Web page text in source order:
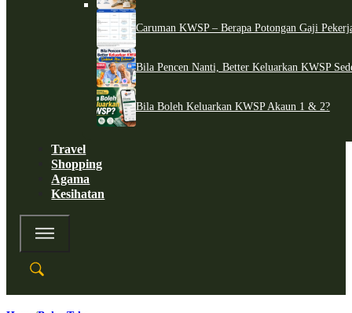
Caruman KWSP – Berapa Potongan Gaji
Bila Pencen Nanti, Better Keluarkan KWSP
Bila Boleh Keluarkan KWSP Akaun 1 & 2?
Travel
Shopping
Agama
Kesihatan